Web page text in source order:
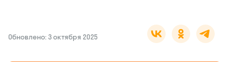
Обновлено: 3 октября 2025